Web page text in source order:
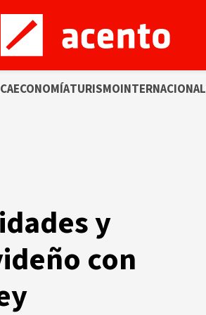
ECONOMÍATURISMOINTERNACIONAL
y
con